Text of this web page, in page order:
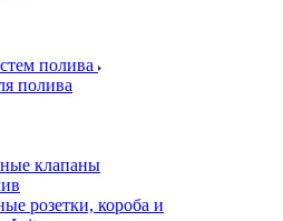
полива
полива
клапаны
розетки, короба и